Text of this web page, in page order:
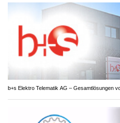
b+s Elektro Telematik AG – Gesamtlösungen